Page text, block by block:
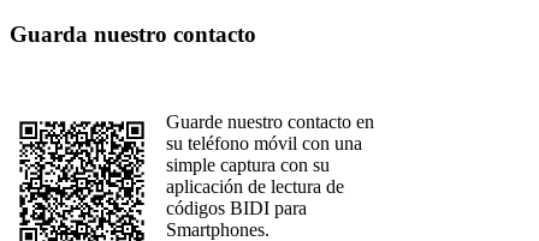
Guarda nuestro contacto
Guarde nuestro contacto en
su teléfono móvil con una
simple captura con su
aplicación de lectura de
códigos BIDI para
Smartphones.